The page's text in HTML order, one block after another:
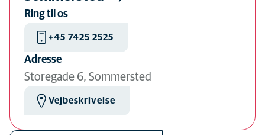
Ring til os
+45 7425 2525
Adresse
Storegade 6, Sommersted
Vejbeskrivelse